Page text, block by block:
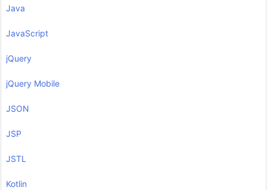
Java
JavaScript
jQuery
jQuery Mobile
JSON
JSP
JSTL
Kotlin